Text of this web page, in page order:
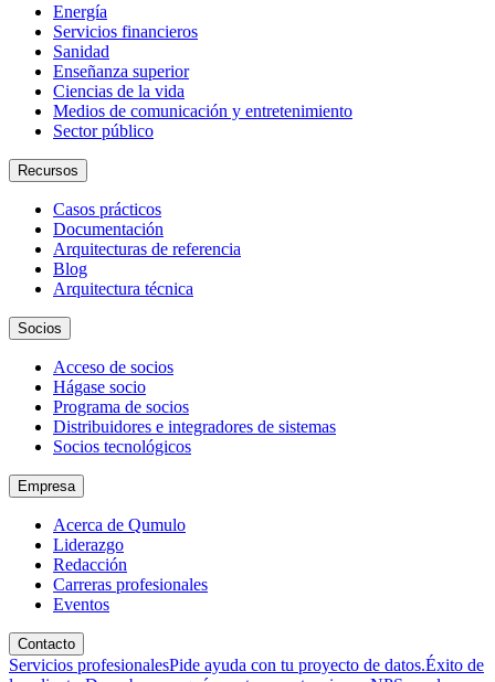
Energía
Servicios financieros
Sanidad
Enseñanza superior
Ciencias de la vida
Medios de comunicación y entretenimiento
Sector público
Recursos
Casos prácticos
Documentación
Arquitecturas de referencia
Blog
Arquitectura técnica
Socios
Acceso de socios
Hágase socio
Programa de socios
Distribuidores e integradores de sistemas
Socios tecnológicos
Empresa
Acerca de Qumulo
Liderazgo
Redacción
Carreras profesionales
Eventos
Contacto
Servicios profesionalesPide ayuda con tu proyecto de datos.Éxito de